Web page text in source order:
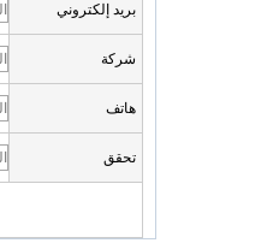
بريد إلكتروني
شركة
هاتف
تحقق